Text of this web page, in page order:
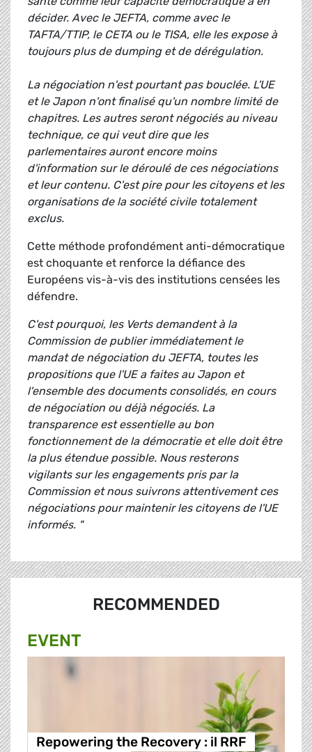
décider. Avec le JEFTA, comme avec le
TAFTA/TTIP, le CETA ou le TISA, elle les expose à
toujours plus de dumping et de dérégulation.
La négociation n'est pourtant pas bouclée. L'UE
et le Japon n'ont finalisé qu'un nombre limité de
chapitres. Les autres seront négociés au niveau
technique, ce qui veut dire que les
parlementaires auront encore moins
d'information sur le déroulé de ces négociations
et leur contenu. C'est pire pour les citoyens et les
organisations de la société civile totalement
exclus.
Cette méthode profondément anti-démocratique
est choquante et renforce la défiance des
Européens vis-à-vis des institutions censées les
défendre.
C'est pourquoi, les Verts demandent à la
Commission de publier immédiatement le
mandat de négociation du JEFTA, toutes les
propositions que l'UE a faites au Japon et
l'ensemble des documents consolidés, en cours
de négociation ou déjà négociés. La
transparence est essentielle au bon
fonctionnement de la démocratie et elle doit être
la plus étendue possible. Nous resterons
vigilants sur les engagements pris par la
Commission et nous suivrons attentivement ces
négociations pour maintenir les citoyens de l'UE
informés. "
RECOMMENDED
EVENT
Repowering the Recovery : il RRF